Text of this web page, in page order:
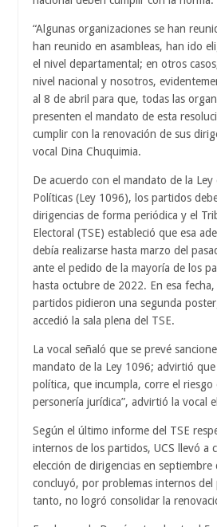
“Algunas organizaciones se han
han reunido en asambleas, han ido
el nivel departamental; en otros
nivel nacional y nosotros,
al 8 de abril para que, todas las
presenten el mandato de esta
cumplir con la renovación de sus
vocal Dina Chuquimia.
De acuerdo con el mandato de la Ley
Políticas (Ley 1096), los partidos
dirigencias de forma periódica y el
Electoral (TSE) estableció que esa
debía realizarse hasta marzo del
ante el pedido de la mayoría de los
hasta octubre de 2022. En esa
partidos pidieron una segunda
accedió la sala plena del TSE.
La vocal señaló que se prevé
mandato de la Ley 1096; advirtió
política, que incumpla, corre el riesgo
personería jurídica”, advirtió la vocal
Según el último informe del TSE
internos de los partidos, UCS llevó a
elección de dirigencias en
concluyó, por problemas internos
tanto, no logró consolidar la